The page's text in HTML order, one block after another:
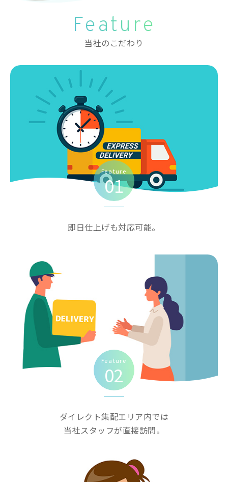
Feature
当社のこだわり
即日仕上げも対応可能。
Feature
01
ダイレクト集配エリア内では
当社スタッフが直接訪問。
Feature
02